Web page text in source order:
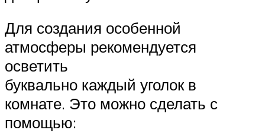
Для создания особенной
атмосферы рекомендуется
осветить
буквально каждый уголок в
комнате. Это можно сделать с
помощью: